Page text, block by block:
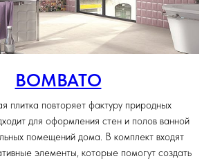
BOMBATO
плитка повторяет фактуру природных
для оформления стен и полов ванной
помещений дома. В комплект входят
элементы, которые помогут создать